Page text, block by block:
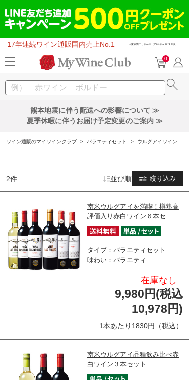
17年連続ワイン通販国内売上No.1
0
熊本地震に伴う配送への影響について ≫
夏季休暇に伴うお届け予定変更のご案内 ≫
ワイン通販のマイワインクラブ > バラエティセット > ウルグアイワイン
2件 絞り込み
並び順
南米ウルグアイを満喫！樽熟高
評価入り赤白ワイン６本セ…
タイプ：バラエティセット
味わい：バラエティ
在庫なし
9,980円(税込
10,978円)
1本あたり1830円（税込）
南米ウルグアイ品種飲み比べ赤
白ワイン３本セット